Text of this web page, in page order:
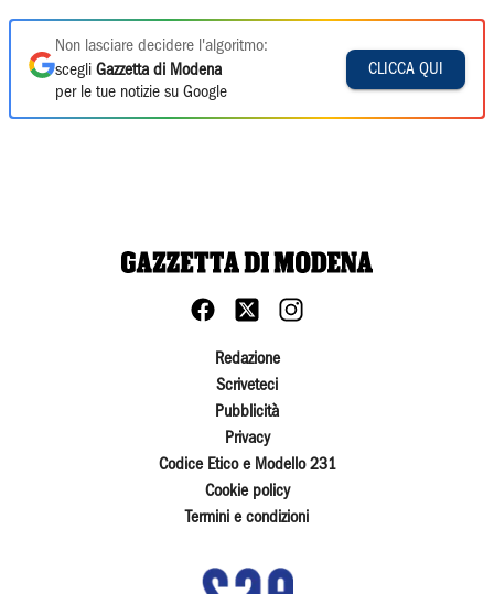
Non lasciare decidere l'algoritmo:
scegli Gazzetta di Modena
per le tue notizie su Google
CLICCA QUI
Redazione
Scriveteci
Pubblicità
Privacy
Codice Etico e Modello 231
Cookie policy
Termini e condizioni